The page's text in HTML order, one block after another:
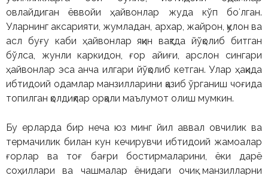
овлайдиган ёввойи ҳайвонлар жуда кўп боʻлган.
Уларнинг аксарияти, жумладан, архар, жайрон, қулон ва
асл буғу каби ҳайвонлар яқин вақтда йўқолиб битган
бўлса, жунли каркидон, ғор айиғи, арслон сингари
ҳайвонлар эса анча илгари йўқолиб кетган. Улар ҳақида
ибтидоий одамлар манзилларини қазиб ўрганиш чоғида
топилган қолдиқлар орқали маълумот олиш мумкин.
Бу ерларда бир неча юз минг йил аввал овчилик ва
термачилик билан кун кечирувчи ибтидоий жамоалар
ғорлар ва тоғ бағри бостирмаларини, ёки дарё
соҳиллари ва чашмалар ёнидаги очиқ манзилларни